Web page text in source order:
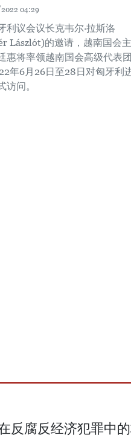
04:29
利议会议长克韦尔·拉斯洛
Lászlót)的邀请，越南国会主
惠将率领越南国会高级代表团
年6月26日至28日对匈牙利
访问。
反腐反经济犯罪中